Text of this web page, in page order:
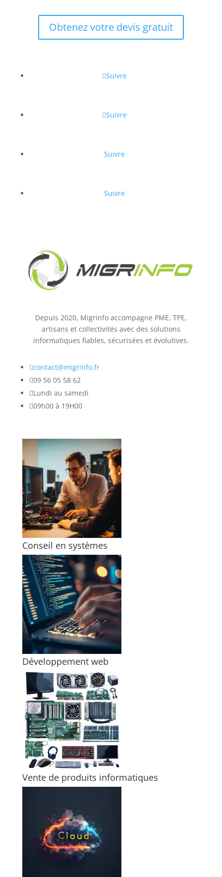
Obtenez votre devis gratuit
Suivre
Suivre
Suivre
Suivre
Depuis 2020, Migrinfo accompagne PME, TPE,
artisans et collectivités avec des solutions
informatiques fiables, sécurisées et évolutives.
contact@migrinfo.fr
09 56 05 58 62
Lundi au samedi
09h00 à 19H00
Conseil en systèmes
Développement web
Vente de produits informatiques